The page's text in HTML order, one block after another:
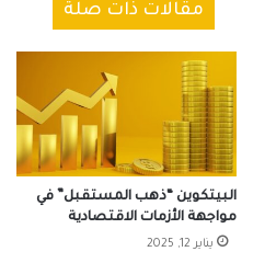
مقالات ذات صلة
البيتكوين “ذهب المستقبل” في
مواجهة الأزمات الاقتصادية
يناير 12, 2025